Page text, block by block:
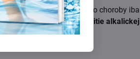
schopní prekonať tieto choroby iba
povieme, ako urobíme.
Pitie alkalickej